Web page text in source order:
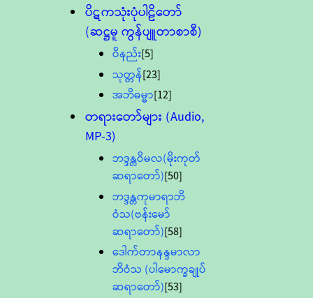
ပိဋကသုံးပုံပါဠိတော်
(ဆဋ္ဌမူ ကွန်ပျူတာစာစီ)
ဝိနည်း[5]
သုတ္တန်[23]
အဘိဓမ္မာ[12]
တရားတော်များ (Audio,
MP-3)
ဘဒ္ဒန္တဝိမလ(မိုးကုတ်
ဆရာတော်)[50]
ဘဒ္ဒန္တကုမာရာဘိ
ဝံသ(ဗန်းမော်
ဆရာတော်)[58]
ဒေါက်တာနန္ဒမာလာ
ဘိဝံသ (ပါမောက္ခချုပ်
ဆရာတော်)[53]